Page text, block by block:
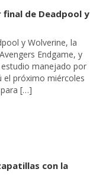
final de Deadpool y
y Wolverine, la
Endgame, y
manejado por
el próximo miércoles
[…]
con la